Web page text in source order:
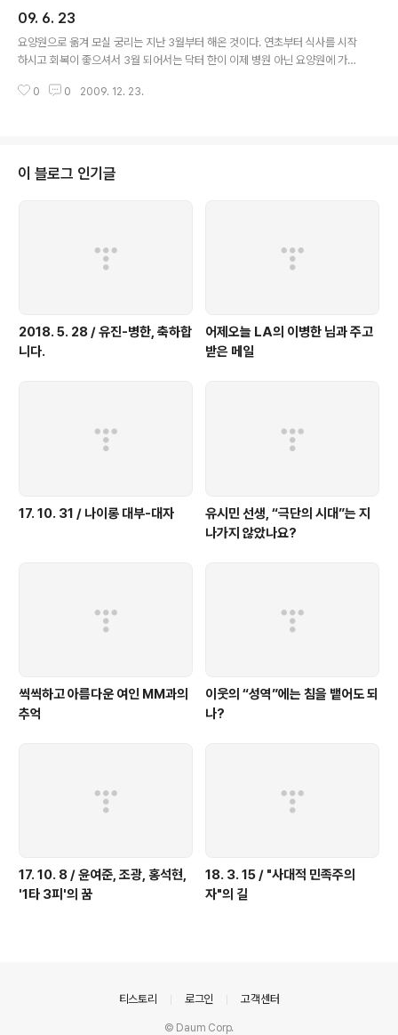
은 건지. 꼬박 한 시간 동안 휠체어에 앉아 계시는 걸 괴로워하시지 않을까 걱정
했는데, 노상 누워 계시던 것보다 기분이 좋은 기색이시다. 정말 모두들 친절하
게 대해 드렸지만, 병원이란 곳은 어쩔 수 없다. 그만큼 회복이 되셨으면 몸에 자
09. 6. 23
요양원으로 옮겨 모실 궁리는 지난 3월부터 해온 것이다. 연초부터 식사를 시작
하시고 회복이 좋으셔서 3월 되어서는 닥터 한이 이제 병원 아닌 요양원에 가서
큰 문제로 떠오르고 있는데, 의료인들이 모두 닥터 한처럼 환자 위주로 생각하
소한으로라도 확보해 드리기 위해 우리랑 노는 시간을 마련해 드려야 한다. 용
태가 좋으실수록 그 필요가 더 크다. 요양원에서는 간병인의 도움을 아무리 많
0 0 2009. 12. 23.
이 블로그 인기글
2018. 5. 28 / 유진-병한, 축하합
니다.
어제오늘 LA의 이병한 님과 주고
받은 메일
17. 10. 31 / 나이롱 대부-대자
유시민 선생, “극단의 시대”는 지
나가지 않았나요?
씩씩하고 아름다운 여인 MM과의
추억
이웃의 “성역”에는 침을 뱉어도 되
나?
17. 10. 8 / 윤여준, 조광, 홍석현,
'1타 3피'의 꿈
18. 3. 15 / "사대적 민족주의
자"의 길
티스토리 로그인 고객센터
© Daum Corp.